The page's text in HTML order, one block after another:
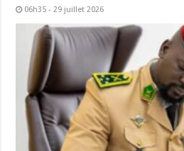
06h35 - 29 juillet 2026